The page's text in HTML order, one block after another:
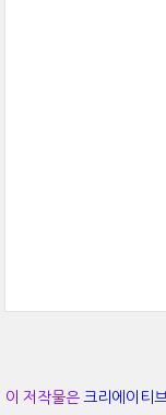
이 저작물은크리에이티